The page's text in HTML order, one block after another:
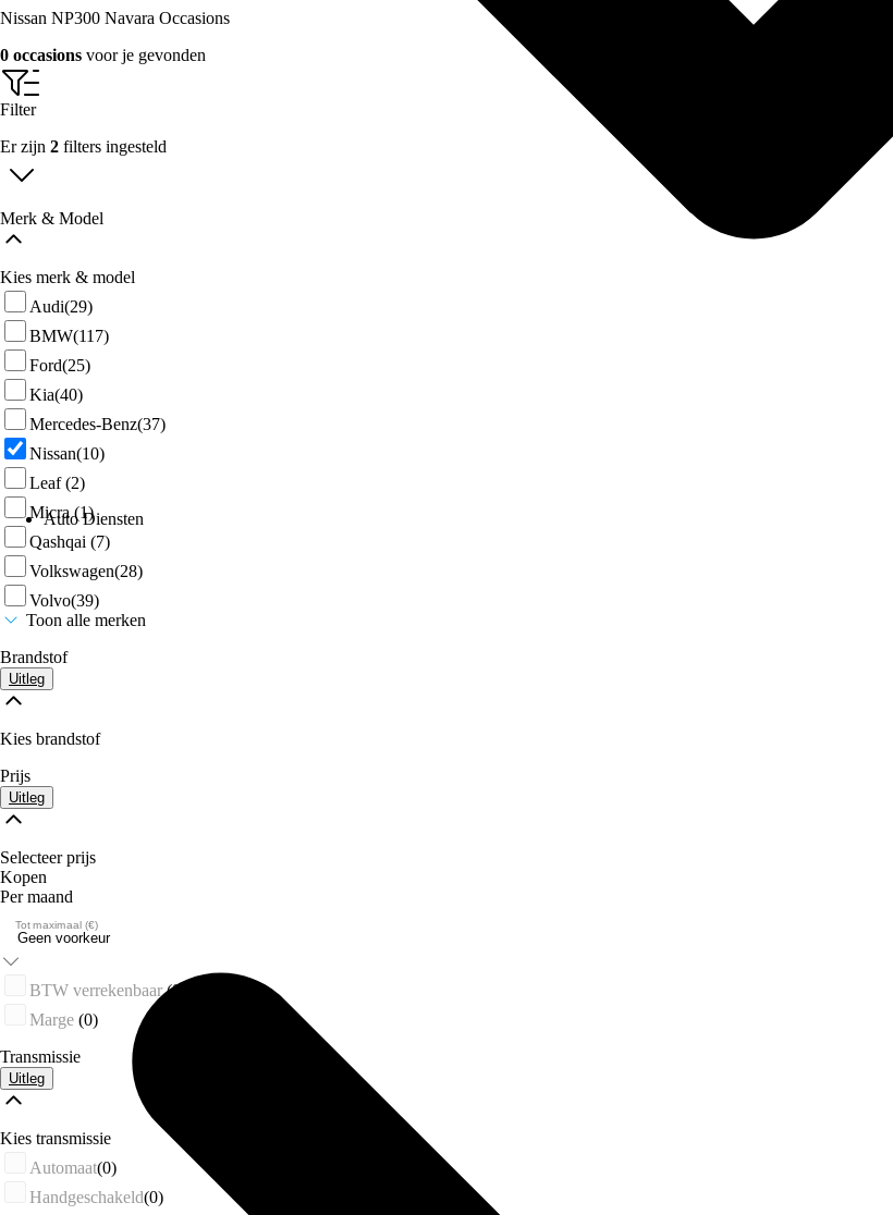
Auto Diensten
Nissan NP300 Navara Occasions
0 occasions voor je gevonden
Filter
Er zijn 2 filters ingesteld
Merk & Model
Kies merk & model
Audi(29)
BMW(117)
Ford(25)
Kia(40)
Mercedes-Benz(37)
Nissan(10)
Leaf(2)
Micra(1)
Qashqai (7)
Volkswagen(28)
Volvo(39)
Toon alle merken
Brandstof
Uitleg
Kies brandstof
Prijs
Uitleg
Selecteer prijs
Kopen
Per maand
Tot maximaal (€)
BTW verrekenbaar(0)
Marge (0)
Transmissie
Uitleg
Kies transmissie
Automaat(0)
Handgeschakeld(0)